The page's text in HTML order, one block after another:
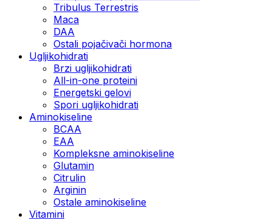
Tribulus Terrestris
Maca
DAA
Ostali pojačivači hormona
Ugljikohidrati
Brzi ugljikohidrati
All-in-one proteini
Energetski gelovi
Spori ugljikohidrati
Aminokiseline
BCAA
EAA
Kompleksne aminokiseline
Glutamin
Citrulin
Arginin
Ostale aminokiseline
Vitamini